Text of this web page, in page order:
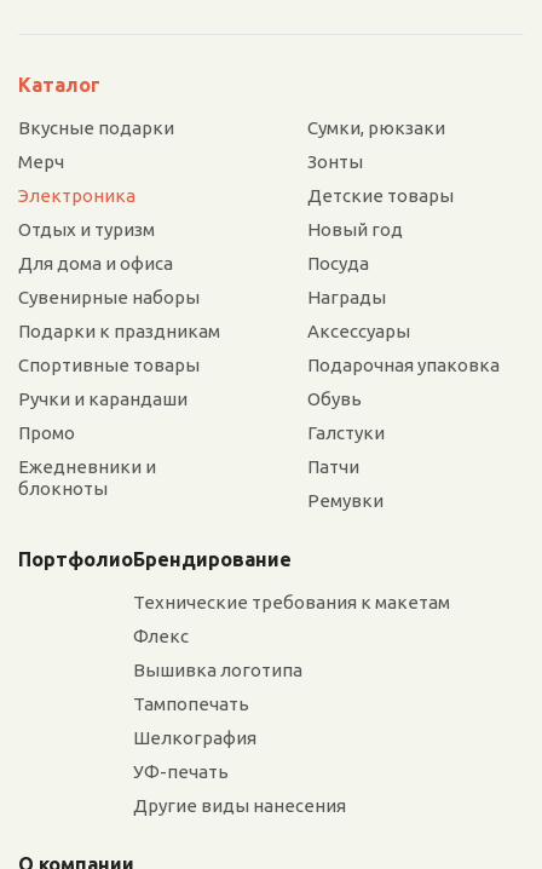
Каталог
Вкусные подарки
Мерч
Электроника
Отдых и туризм
Для дома и офиса
Сувенирные наборы
Подарки к праздникам
Спортивные товары
Ручки и карандаши
Промо
Ежедневники и
блокноты
Сумки, рюкзаки
Зонты
Детские товары
Новый год
Посуда
Награды
Аксессуары
Подарочная упаковка
Обувь
Галстуки
Патчи
Ремувки
ПортфолиоБрендирование
Технические требования к макетам
Флекс
Вышивка логотипа
Тампопечать
Шелкография
УФ-печать
Другие виды нанесения
О компании